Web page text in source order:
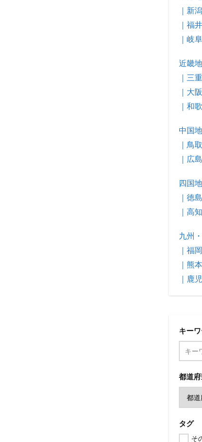
｜新
｜福
｜岐
近畿
｜三
｜大
｜和
中国
｜鳥
｜広
四国
｜徳
｜高
九州
｜福
｜熊
｜鹿
キー
都道
タグ
そ